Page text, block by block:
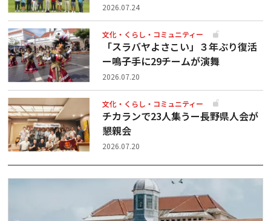
2026.07.24
文化・くらし・コミュニティー
「スラバヤよさこい」３年ぶり復活
ー鳴子手に29チームが演舞
2026.07.20
文化・くらし・コミュニティー
チカランで23人集うー長野県人会が
懇親会
2026.07.20